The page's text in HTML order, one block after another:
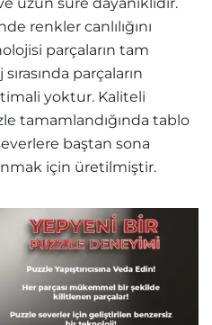
renkler canlılığını
parçaların tam
parçaların
yoktur. Kaliteli
tamamlandığında tablo
baştan sona
için üretilmiştir.